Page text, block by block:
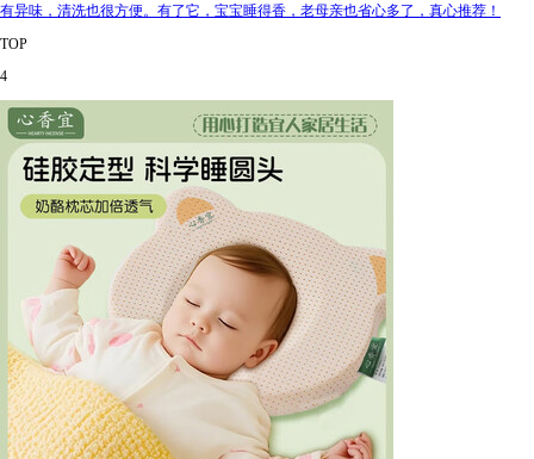
有异味，清洗也很方便。有了它，宝宝睡得香，老母亲也省心多了，真心推荐！
TOP
4